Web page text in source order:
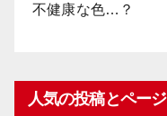
不健康な色…？
人気の投稿とページ